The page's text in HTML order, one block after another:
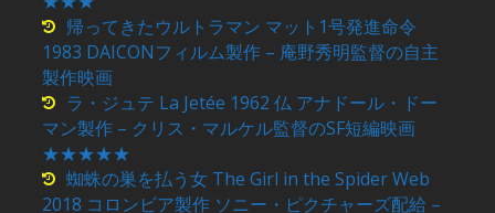
帰ってきたウルトラマン マット1号発進命令
1983 DAICONフィルム製作 – 庵野秀明監督の自主
製作映画
ラ・ジュテ La Jetée 1962 仏 アナドール・ドー
マン製作 – クリス・マルケル監督のSF短編映画
★★★★★
蜘蛛の巣を払う女 The Girl in the Spider Web
2018 コロンビア製作 ソニー・ピクチャーズ配給 –